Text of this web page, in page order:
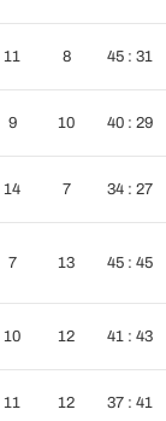
11 8 45 : 31
9 10 40 : 29
14 7 34 : 27
7 13 45 : 45
10 12 41 : 43
11 12 37 : 41